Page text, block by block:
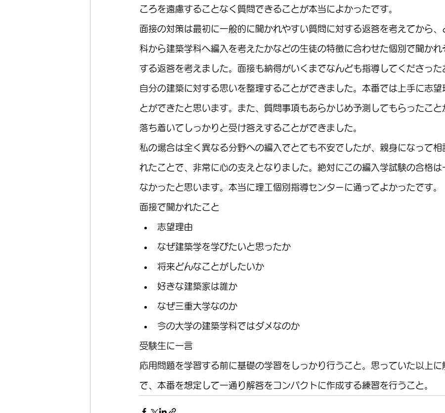
ころを遠慮することなく質問できることが本当によかったです。
面接の対策は最初に一般的に聞かれやすい質問に対する返答を考えてから、
科から建築学科へ編入を考えたかなどの生徒の特徴に合わせた個別で聞かれ
する返答を考えました。面接も納得がいくまでなんども指導してくださった
自分の建築に対する思いを整理することができました。本番では上手に志望
とができたと思います。また、質問事項もあらかじめ予測してもらったこと
落ち着いてしっかりと受け答えすることができました。
私の場合は全く異なる分野への編入でとても不安でしたが、親身になって相
れたことで、非常に心の支えとなりました。絶対にこの編入学試験の合格は
なかったと思います。本当に理工個別指導センターに通ってよかったです。
面接で聞かれたこと
志望理由
なぜ建築学を学びたいと思ったか
将来どんなことがしたいか
好きな建築家は誰か
なぜ三重大学なのか
今の大学の建築学科ではダメなのか
受験生に一言
応用問題を学習する前に基礎の学習をしっかり行うこと。思っていた以上に
で、本番を想定して一通り解答をコンパクトに作成する練習を行うこと。